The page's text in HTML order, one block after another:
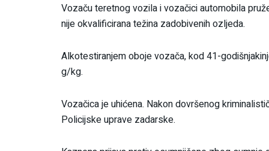
Vozaču teretnog vozila i vozačici automobila
nije okvalificirana težina zadobivenih ozljeda.
Alkotestiranjem oboje vozača, kod 41-
g/kg.
Vozačica je uhićena. Nakon dovršenog
Policijske uprave zadarske.